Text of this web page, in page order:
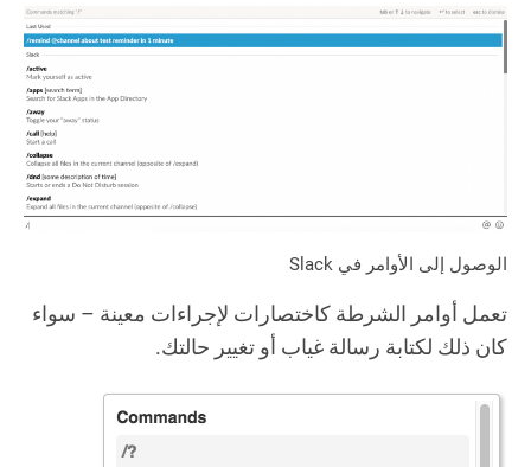
الوصول إلى الأوامر في Slack
تعمل أوامر الشرطة كاختصارات لإجراءات معينة – سواء
كان ذلك لكتابة رسالة غياب أو تغيير حالتك.